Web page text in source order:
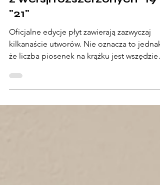
znacie! Bonusowe piosenki
z wersji rozszerzonych "19" i
"21"
Oficjalne edycje płyt zawierają zazwyczaj
że liczba piosenek na krążku jest wszędzie
taka sama.